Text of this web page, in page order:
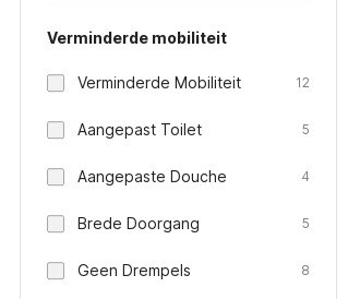
Verminderde mobiliteit
Verminderde Mobiliteit 12
Aangepast Toilet 5
Aangepaste Douche 4
Brede Doorgang 5
Geen Drempels 8